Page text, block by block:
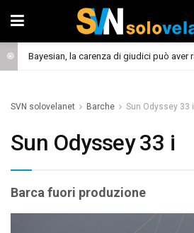
SVN solovelanet Barche Sun Odyssey 33 i
Sun Odyssey 33 i
Barca fuori produzione